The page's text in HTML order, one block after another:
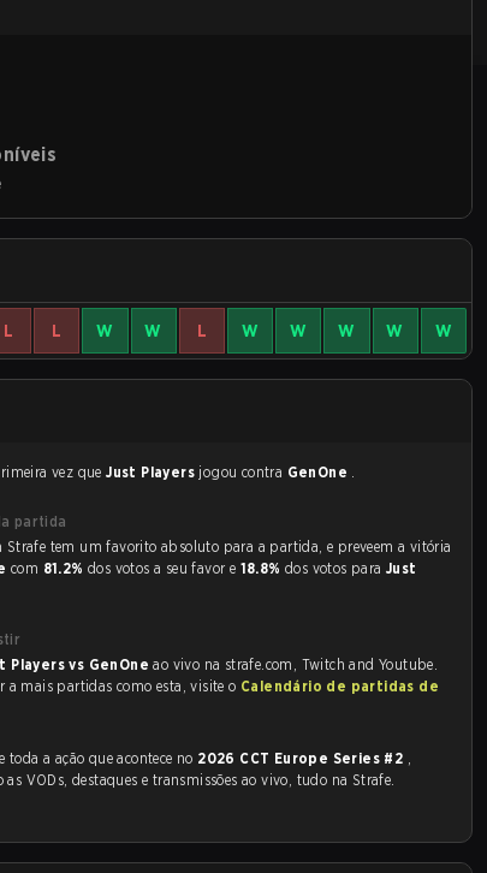
L L W W L W W W W W
vez queJust Players jogou contra GenOne .
partida
partida, e preveem a vitória
com 81.2% dos votos a seu favor e 18.8% dos votos para Just
Players vs GenOneao vivo na strafe.com, Twitch and Youtube.
a mais partidas como esta, visite o Calendário de partidas de
toda a ação que acontece no 2026 CCT Europe Series #2 ,
como as VODs, destaques e transmissões ao vivo, tudo na Strafe.